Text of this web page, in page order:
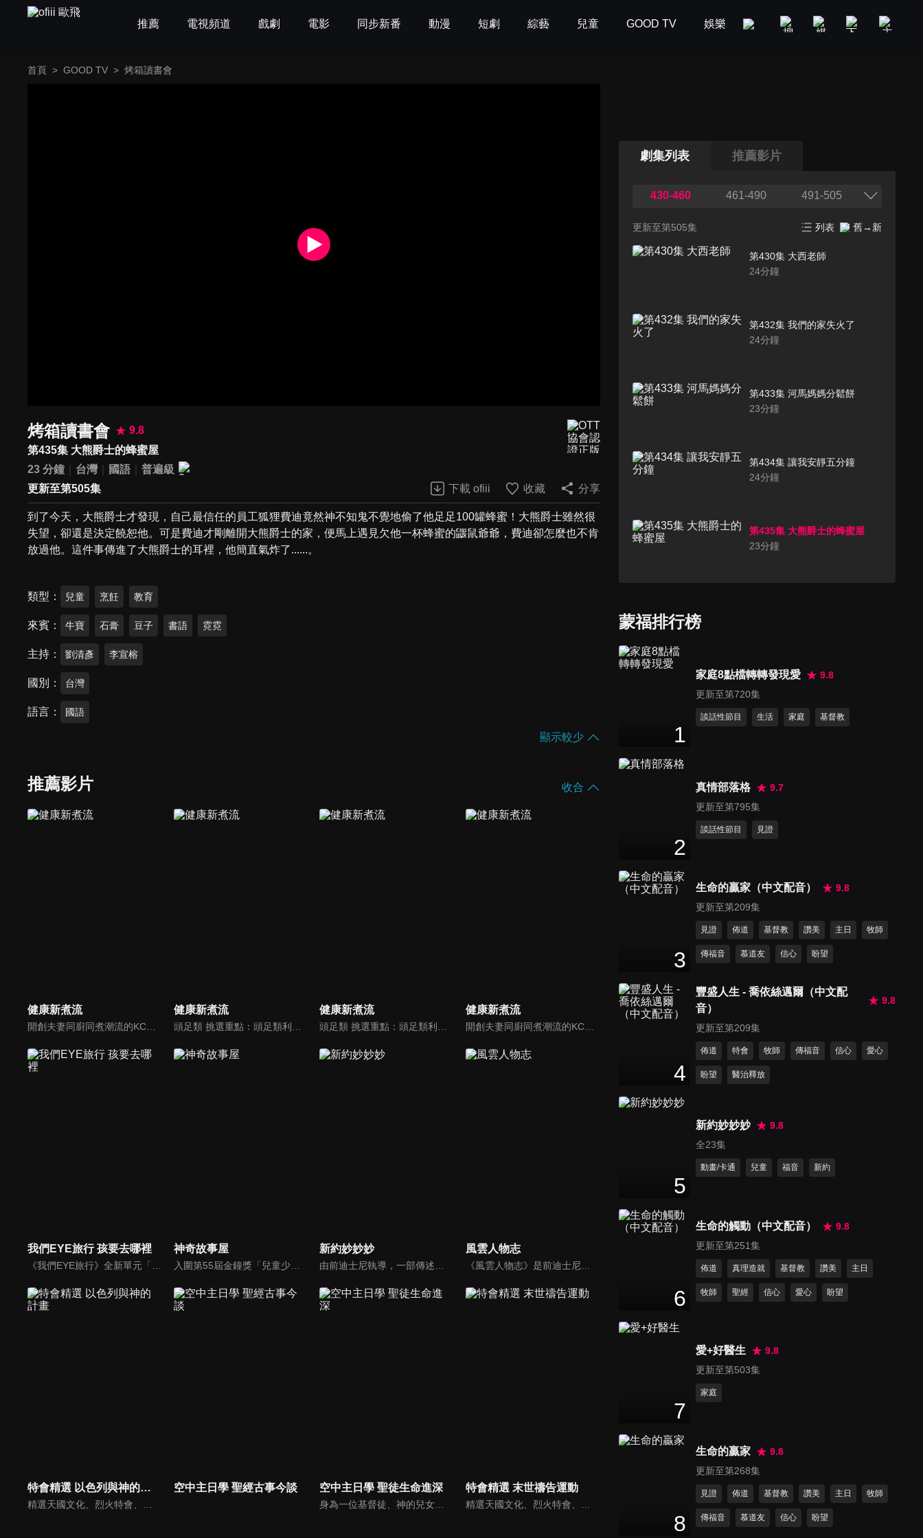
推薦 電視頻道 戲劇 電影 同步新番 動漫 短劇 綜藝 兒童 GOOD TV 娛樂 美食旅遊 新聞政論
首頁 > GOOD TV > 烤箱讀書會
烤箱讀書會
9.8
第435集 大熊爵士的蜂蜜屋
23 分鐘
台灣 國語
普遍級
更新至第505集
下載 ofiii 收藏 分享
到了今天，大熊爵士才發現，自己最信任的員工狐狸費迪竟然神不知鬼不覺地偷了他足足100罐蜂蜜！大熊爵士雖然很
失望，卻還是決定饒恕他。可是費迪才剛離開大熊爵士的家，便馬上遇見欠他一杯蜂蜜的鼴鼠爺爺，費迪卻怎麼也不肯
放過他。這件事傳進了大熊爵士的耳裡，他簡直氣炸了......。
類型 兒童 烹飪 教育
來賓 牛寶 石膏 豆子 書語 霓霓
主持 劉清彥 李宣榕
國別 台灣
語言 國語
顯示較少
推薦影片 收合
健康新煮流 健康新煮流 健康新煮流 健康新煮流
開創夫妻同廚同煮潮流的KC夫婦，繼《健康醫食代》後，走出攝影棚，帶大家全台走透透，發掘上帝賞賜的美味食材，內容融合新加坡南洋風和客家純樸味，加上台灣獨特的閩南風情，互相激盪交織出的火花，打造出獨一無二的美食節目。
我們EYE旅行 孩要去哪裡 神奇故事屋
入圍第55屆金鐘獎「兒童少年節目獎」，神奇故事屋將書內場景帶到戶外，帶領孩子認識台灣人文歷史、農作特產及在地文化。
新約妙妙妙 風雲人物志
《風雲人物志》是前迪士尼導演執導的名人故事系列，讓孩子從世界名人身上學會堅持夢想、永不放棄。透過每一集完整介紹，不但可以幫助小朋友看見這些名人在各領域如何奉獻一生、造福人群，還能激勵他們效法美好的品德，進一步啟發他們對傳記文學的閱讀興趣。
特會精選 以色列與神的計畫
精選天國文化、烈火特會、超自然大能與使徒性教會等特會，幫助我們更加明白神的心意，好讓我們的生命能走在神的道路上進入命定。
空中主日學 聖經古事今談 空中主日學 聖徒生命進深
身為一位基督徒、神的兒女，不能只是在知識上認識這位父神，我們應該要全面認識祂，當我們越多認識祂的屬性，並且經歷祂的恩典，我們就對祂的信心就越加增，以至於在每天的生活中都能享受祂奇妙、豐盛的一切！
特會精選 末世禱告運動
精選天國文化、烈火特會、超自然大能與使徒性教會等特會，幫助我們更加明白神的心意，好讓我們的生命能走在神的道路上進入命定。
劇集列表 推薦影片
430-460 461-490 491-505
更新至第505集 列表 舊→新
第430集 大西老師
24分鐘
第432集 我們的家失火了
24分鐘
第433集 河馬媽媽分鬆餅
23分鐘
第434集 讓我安靜五分鐘
24分鐘
第435集 大熊爵士的蜂蜜屋
23分鐘
第437集 大熊爵士開新店
24 分鐘
第439集 世界上最美的聲音
24分鐘
23分鐘
23
第443集 好想好想吃起司棒
24分鐘
24分鐘
第446集 丹尼爾的美好一天
第447集 諾頓與愛借東西的大
熊
第449集 我都用姐姐的舊東西
蒙福排行榜
1
家庭8點檔轉轉發現愛
9.8
更新至第720集
談話性節目 生活 家庭 基督教
2
真情部落格
9.7
更新至第795集
談話性節目 見證
3
生命的贏家（中文配音）
9.8
更新至第209集
見證 佈道 基督教 讚美 主日 牧師
傳福音 慕道友 信心 盼望
4
豐盛人生 - 喬依絲邁爾（中文配
音）
9.8
更新至第209集
佈道 特會 牧師 傳福音 信心 愛心
盼望 醫治釋放
5
新約妙妙妙
9.8
全23集
動畫/卡通 兒童 福音 新約
6
生命的觸動（中文配音）
9.8
更新至第251集
佈道 真理造就 基督教 讚美 主日
牧師 聖經 信心 愛心 盼望
7
愛+好醫生
9.8
更新至第503集
家庭
8
生命的贏家
9.8
更新至第268集
見證 佈道 基督教 讚美 主日 牧師
傳福音 慕道友 信心 盼望